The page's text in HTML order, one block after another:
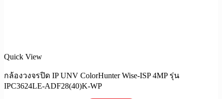
Quick View
กล้องวงจรปิด IP UNV ColorHunter Wise-ISP 4MP รุ่น
IPC3624LE-ADF28(40)K-WP